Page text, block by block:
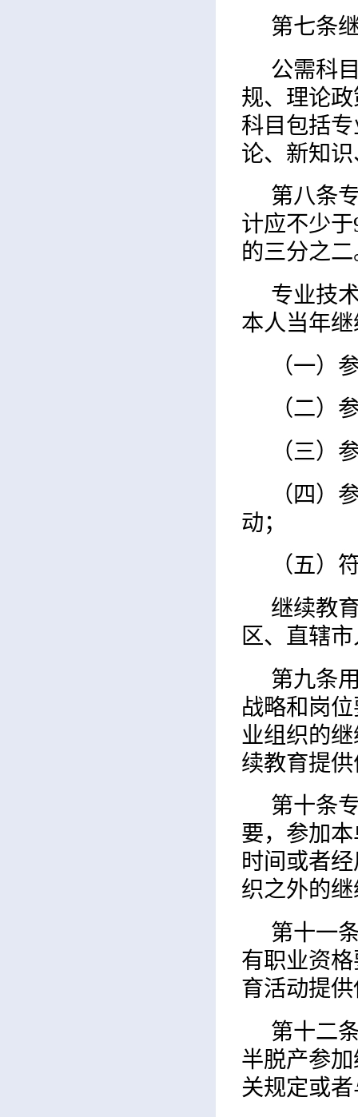
第七条
公需科
规、理论
科目包括
论、新知
第八条
计应不少
的三分之
专业技
本人当年
（一）
（二）
（三）
（四）
动；
（五）
继续教
区、直辖
第九条
战略和岗
业组织的
续教育提
第十条
要，参加
时间或者
织之外的
第十一
有职业资
育活动提
第十二
半脱产参
关规定或